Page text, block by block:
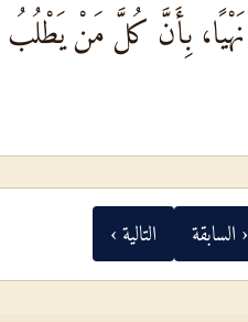
نَهْيًا، بِأَنَّ كُلَّ مَنْ يَطْلُبُ
‹ السابقة التالية ›